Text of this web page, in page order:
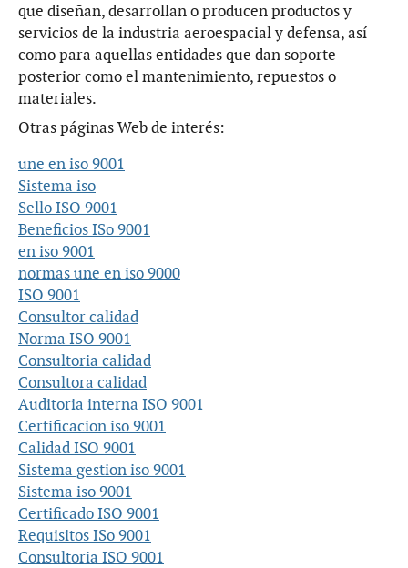
que diseñan, desarrollan o producen productos y
servicios de la industria aeroespacial y defensa, así
como para aquellas entidades que dan soporte
posterior como el mantenimiento, repuestos o
materiales.
Otras páginas Web de interés:
une en iso 9001
Sistema iso
Sello ISO 9001
Beneficios ISo 9001
en iso 9001
normas une en iso 9000
ISO 9001
Consultor calidad
Norma ISO 9001
Consultoria calidad
Consultora calidad
Auditoria interna ISO 9001
Certificacion iso 9001
Calidad ISO 9001
Sistema gestion iso 9001
Sistema iso 9001
Certificado ISO 9001
Requisitos ISo 9001
Consultoria ISO 9001